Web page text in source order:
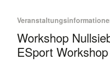
Workshop
ESport Workshop